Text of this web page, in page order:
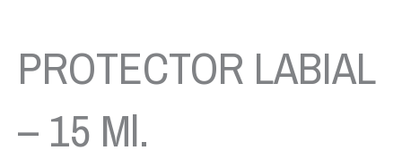
PROTECTOR LABIAL
– 15 Ml.